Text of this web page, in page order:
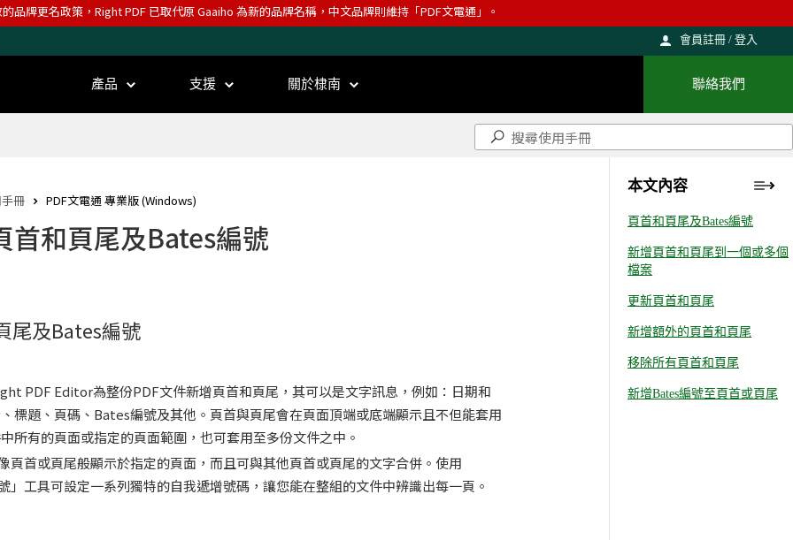
品牌更名政策，Right PDF 已取代原 Gaaiho 為新的品牌名稱，中文品牌則維持「PDF文電通」。
會員註冊 / 登入
產品 支援 關於棣南 聯絡我們
冊 PDF文電通 專業版 (Windows)
首和頁尾及Bates編號
尾及Bates編號
PDF Editor為整份PDF文件新增頁首和頁尾，其可以是文字訊息，例如：日期和
標題、頁碼、Bates編號及其他。頁首與頁尾會在頁面頂端或底端顯示且不但能套用
所有的頁面或指定的頁面範圍，也可套用至多份文件之中。
頁首或頁尾般顯示於指定的頁面，而且可與其他頁首或頁尾的文字合併。使用
」工具可設定一系列獨特的自我遞增號碼，讓您能在整組的文件中辨識出每一頁。
本文內容
頁首和頁尾及Bates編號
新增頁首和頁尾到一個或多個
檔案
更新頁首和頁尾
新增額外的頁首和頁尾
移除所有頁首和頁尾
新增Bates編號至頁首或頁尾